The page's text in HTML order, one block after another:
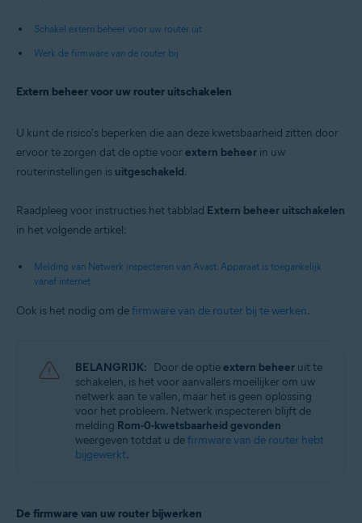
Schakel extern beheer voor uw router uit
Werk de firmware van de router bij
Extern beheer voor uw router uitschakelen
U kunt de risico's beperken die aan deze kwetsbaarheid zitten door
ervoor te zorgen dat de optie voorextern beheer in uw
routerinstellingen is uitgeschakeld.
Raadpleeg voor instructies het tabblad Extern beheer uitschakelen
in het volgende artikel:
Melding van Netwerk inspecteren van Avast: Apparaat is toegankelijk
vanaf internet
Ook is het nodig om defirmware van de router bij te werken.
BELANGRIJK: Door de optieextern beheer uit te
schakelen, is het voor aanvallers moeilijker om uw
netwerk aan te vallen, maar het is geen oplossing
voor het probleem. Netwerk inspecteren blijft de
melding Rom-0-kwetsbaarheid gevonden
weergeven totdat u defirmware van de router hebt
bijgewerkt.
De firmware van uw router bijwerken